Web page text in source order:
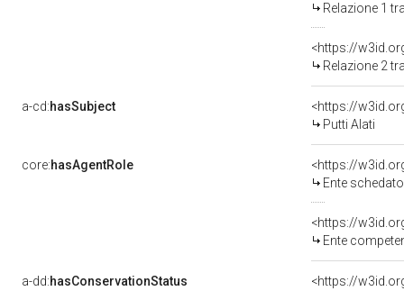
Relazione 1
Relazione 2
a-cd:hasSubject
<https://
Putti Alati
core:hasAgentRole
<https://
Ente schedatore
<https://
Ente
a-dd:hasConservationStatus
<https://